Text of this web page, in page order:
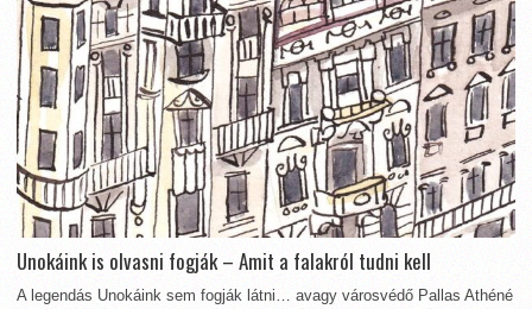
Unokáink is olvasni fogják – Amit a falakról tudni kell
A legendás Unokáink sem fogják látni… avagy városvédő Pallas Athéné